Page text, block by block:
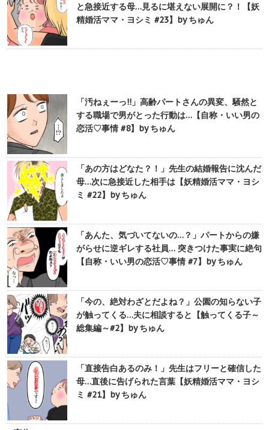
と急接近する母…見るに堪えない展開に？！【妖
精婚活ママ・ヨシミ #23】by ちゅん
「汚ねぇーっ!!」高齢パートさんの異変、騒然と
する職場で男がとった行動は…【自称・いい男の
恋活♡事情 #8】by ちゅん
「あの方はどなた？！」先生の結婚報告に沈んだ
母…次に急接近した相手は【妖精婚活ママ・ヨシ
ミ #22】by ちゅん
「あんた、気づいてないの…？」パートからの嫌
がらせに逆ギレする社員… 突きつけた事実に絶句
【自称・いい男の恋活♡事情 #7】by ちゅん
「今の、絶対わざとだよね？」公園の知らない子
が触ってくる…夫に相談すると【触ってくる子～
総集編～#2】by ちゅん
「直接告白あるのみ！」先生はフリーと確信した
母…直後に告げられた言葉【妖精婚活ママ・ヨシ
ミ #21】by ちゅん